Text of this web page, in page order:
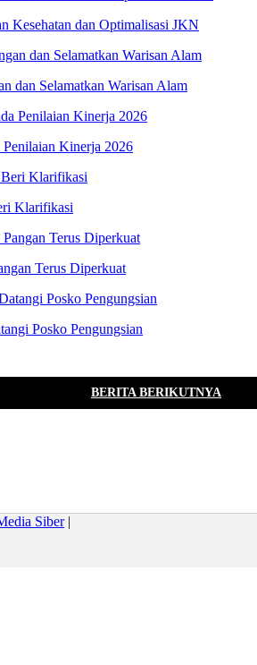
Kesehatan dan Optimalisasi JKN
dan Selamatkan Warisan Alam
Kinerja 2026
Klarifikasi
Terus Diperkuat
Posko Pengungsian
BERITA BERIKUTNYA
Siber|